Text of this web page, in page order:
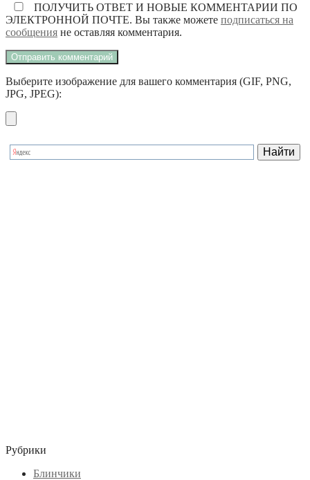
ПОЛУЧИТЬ ОТВЕТ И НОВЫЕ КОММЕНТАРИИ ПО
ЭЛЕКТРОННОЙ ПОЧТЕ. Вы также можете подписаться на
сообщения не оставляя комментария.
Выберите изображение для вашего комментария (GIF, PNG,
JPG, JPEG):
Рубрики
Блинчики